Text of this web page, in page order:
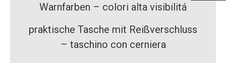
Warnfarben – colori alta visibilitá
praktische Tasche mit Reißverschluss
– taschino con cerniera